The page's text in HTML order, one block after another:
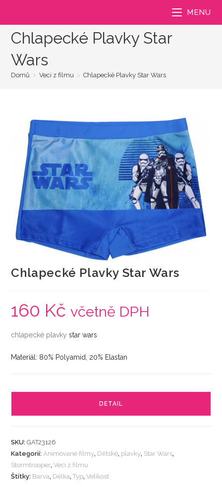
MENU
Chlapecké Plavky Star
Wars
Domů > Veci z filmu > Chlapecké Plavky Star Wars
Chlapecké Plavky Star Wars
160 Kč včetně DPH
chlapecké plavky star wars
Materiál: 80% Polyamid, 20% Elastan
DETAIL
SKU:GAT23126
Kategorií:Animované filmy, Dětské, plavky, Star Wars,
Stormtrooper,Veci z filmu
Štítky: Barva, Délka,Typ,Velikost